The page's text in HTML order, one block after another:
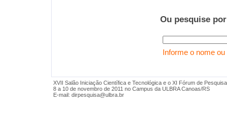
Ou pesquise
Informe o nome
XVII Salão Iniciação Científica e Tecnológica e o XI Fórum de Pesquisa
8 a 10 de novembro de 2011 no Campus da ULBRA Canoas/RS
E-mail: dirpesquisa@ulbra.br